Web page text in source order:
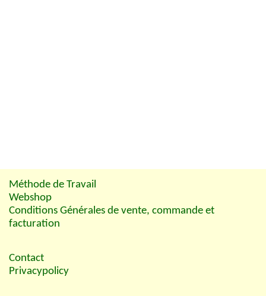
Méthode de Travail
Webshop
Conditions Générales de vente, commande et
facturation
Contact
Privacypolicy